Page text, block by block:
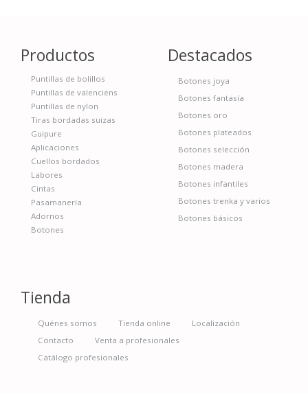
Productos
Puntillas de bolillos
Puntillas de valenciens
Puntillas de nylon
Tiras bordadas suizas
Guipure
Aplicaciones
Cuellos bordados
Labores
Cintas
Pasamanería
Adornos
Botones
Destacados
Botones joya
Botones fantasía
Botones oro
Botones plateados
Botones selección
Botones madera
Botones infantiles
Botones trenka y varios
Botones básicos
Tienda
Quénes somos Tienda online
Localización
Contacto
Venta a profesionales
Catálogo profesionales